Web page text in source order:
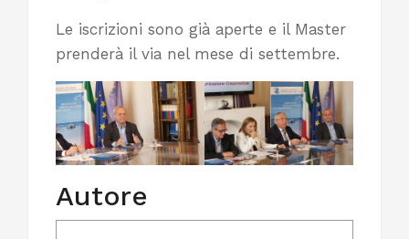
Le iscrizioni sono già aperte e il Master
prenderà il via nel mese di settembre.
Autore